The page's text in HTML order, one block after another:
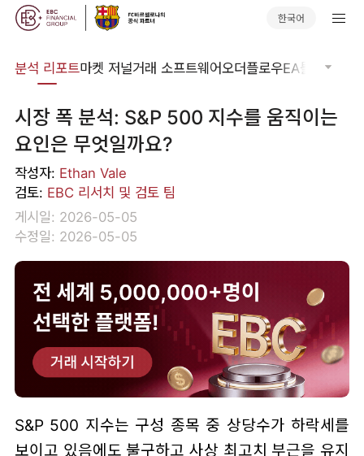
한국어
분석 리포트마켓 저널거래 소프트웨어오더플로우EA툴킷 트레
시장 폭 분석: S&P 500 지수를 움직이는
요인은 무엇일까요?
작성자: Ethan Vale
검토: EBC 리서치 및 검토 팀
게시일: 2026-05-05
수정일: 2026-05-05
S&P 500 지수는 구성 종목 중 상당수가 하락세를
보이고 있음에도 불구하고 사상 최고치 부근을 유지